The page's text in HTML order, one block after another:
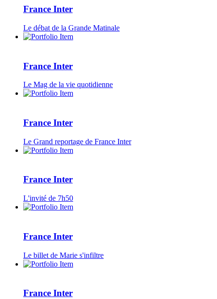
France Inter
Le débat de la Grande Matinale
France Inter
Le Mag de la vie quotidienne
France Inter
Le Grand reportage de France Inter
France Inter
L'invité de 7h50
France Inter
Le billet de Marie s'infiltre
France Inter